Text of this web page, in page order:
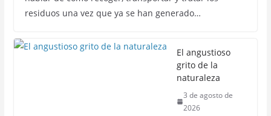
residuos una vez que ya se han generado…
El angustioso
grito de la
naturaleza
3 de agosto de
2026